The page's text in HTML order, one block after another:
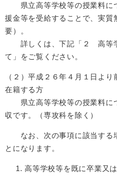
県立高等学校等の授業料に
援金等を受給することで、実
要）。
詳しくは、下記「２ 高等学
て」をご覧ください。
（２）平成２６年４月１日よ
在籍する方
県立高等学校等の授業料に
収です。（専攻科を除く）
なお、次の事項に該当する
とになります。
高等学校等を既に卒業又